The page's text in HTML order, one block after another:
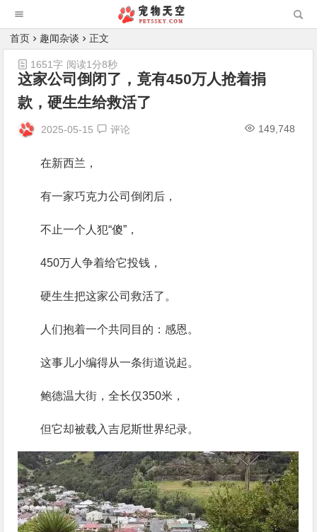
首页 趣闻杂谈 正文
这家公司倒闭了，竟有450万人抢着捐
款，硬生生给救活了
2025-05-15 评论 149,748
1651字 阅读1分8秒
在新西兰，
有一家巧克力公司倒闭后，
不止一个人犯“傻”，
450万人争着给它投钱，
硬生生把这家公司救活了。
人们抱着一个共同目的：感恩。
这事儿小编得从一条街道说起。
鲍德温大街，全长仅350米，
但它却被载入吉尼斯世界纪录。